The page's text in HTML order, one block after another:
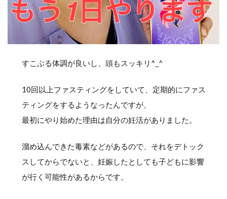
すこぶる体調が良いし、頭もスッキリ^_^
10回以上ファスティングをしていて、定期的にファス
ティングをするようなったんですが、
最初にやり始めた理由は自分の妊活がありました。
溜め込んできた毒素などがあるので、それをデトック
スしてからでないと、妊娠したとしても子どもに影響
が行く可能性があるからです。